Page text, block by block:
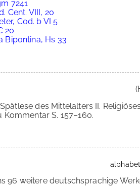
7241
Cent. VIII, 20
Cod. b VI 5
20
Bipontina, Hs 33
Spätlese des Mittelalters II.
Kommentar S. 157–160.
96 weitere deutschsprachige